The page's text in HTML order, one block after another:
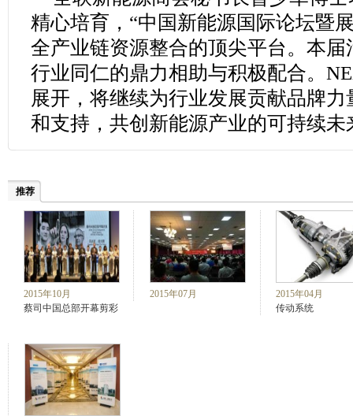
精心培育，“中国新能源国际论坛暨
全产业链资源整合的顶尖平台。本
行业同仁的鼎力相助与积极配合。
展开，将继续为行业发展贡献品牌
和支持，共创新能源产业的可持续未
推荐
2015年10月
蔡司中国总部开幕剪彩
2015年07月
2015年04月
传动系统